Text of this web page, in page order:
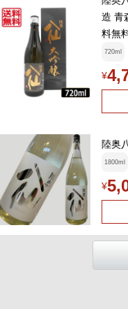
造 青
料無
720ml
¥
陸奥
1800ml
¥